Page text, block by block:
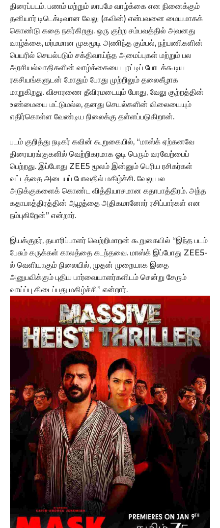
திரைப்படம். பணம் மற்றும் லாபமே வாழ்க்கை என நினைக்கும்
தனியார் டிடெக்டிவான வேலு (கவின்) என்பவனை மையமாகக்
கொண்டு கதை நகர்கிறது. ஒரு குற்ற சம்பவத்தில் அவனது
வாழ்க்கை, மர்மமான முகமூடி அணிந்த கும்பல், நற்பணிகளின்
பெயரில் செயல்படும் சக்திவாய்ந்த அமைப்புகள் மற்றும் பல
அரசியல்வாதிகளின் வாழ்க்கையை புரட்டிப் போடக்கூடிய
ரகசியங்களுடன் மோதும் போது முற்றிலும் தலைகீழாக
மாறுகிறது. விசாரணை தீவிரமடையும் போது, வேலு குற்றத்தின்
உண்மையை மட்டுமல்ல, தனது செயல்களின் விலையையும்
எதிர்கொள்ள வேண்டிய நிலைக்கு தள்ளப்படுகிறான்.
படம் குறித்து நடிகர் கவின் கூறுகையில், “மாஸ்க் ஏற்கனவே
திரையரங்குகளில் வெற்றிகரமாக ஓடி பெரும் வரவேற்பைப்
பெற்றது. இப்போது ZEE5 மூலம் இன்னும் பெரிய ரசிகர்கள்
வட்டத்தை அடையப் போவதில் மகிழ்ச்சி. வேலு பல
அடுக்குகளைக் கொண்ட வித்தியாசமான கதாபாத்திரம். அந்த
கதாபாத்திரத்தின் ஆழத்தை அதிகமானோர் ரசிப்பார்கள் என
நம்புகிறேன்” என்றார்.
இயக்குநர், தயாரிப்பாளர் வெற்றிமாறன் கூறுகையில் “இந்த படம்
பேசும் கருக்கள் காலத்தை கடந்தவை. மாஸ்க் இப்போது ZEE5-
ல் வெளியாகும் நிலையில், முதன் முறையாக இதை
அனுபவிக்கும் புதிய பார்வையாளர்களிடம் சென்று சேரும்
வாய்ப்பு கிடைப்பது மகிழ்ச்சி” என்றார்.